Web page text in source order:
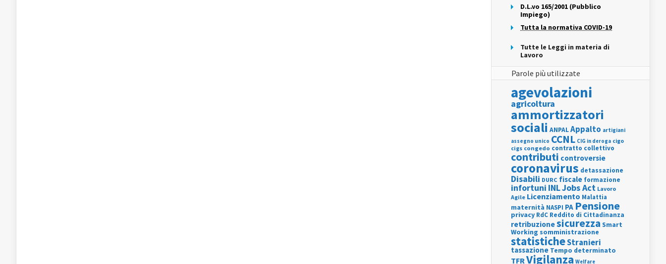
D.L.vo 165/2001 (Pubblico
Impiego)
Tutta la normativa COVID-19
Tutte le Leggi in materia di
Lavoro
Parole più utilizzate
agevolazioni
agricoltura
ammortizzatori
sociali ANPALAppalto artigiani
assegno unico CCNL CIG in deroga cigo
cigs congedo contratto collettivo
contributi controversie
coronavirus detassazione
Disabili DURC fiscale formazione
infortuni INLJobs Act Lavoro
Agile Licenziamento Malattia
maternità NASPI PA Pensione
privacy RdC Reddito di Cittadinanza
retribuzionesicurezza Smart
Working somministrazione
statisticheStranieri
tassazione Tempo determinato
TFRVigilanza Welfare